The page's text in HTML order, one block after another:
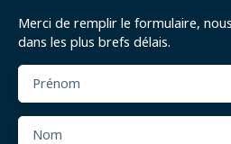
Merci de remplir le formulaire,
dans les plus brefs délais.
Prénom
Nom